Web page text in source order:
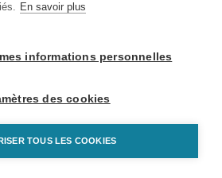
En savoir plus
informations personnelles
des cookies
TOUS LES COOKIES